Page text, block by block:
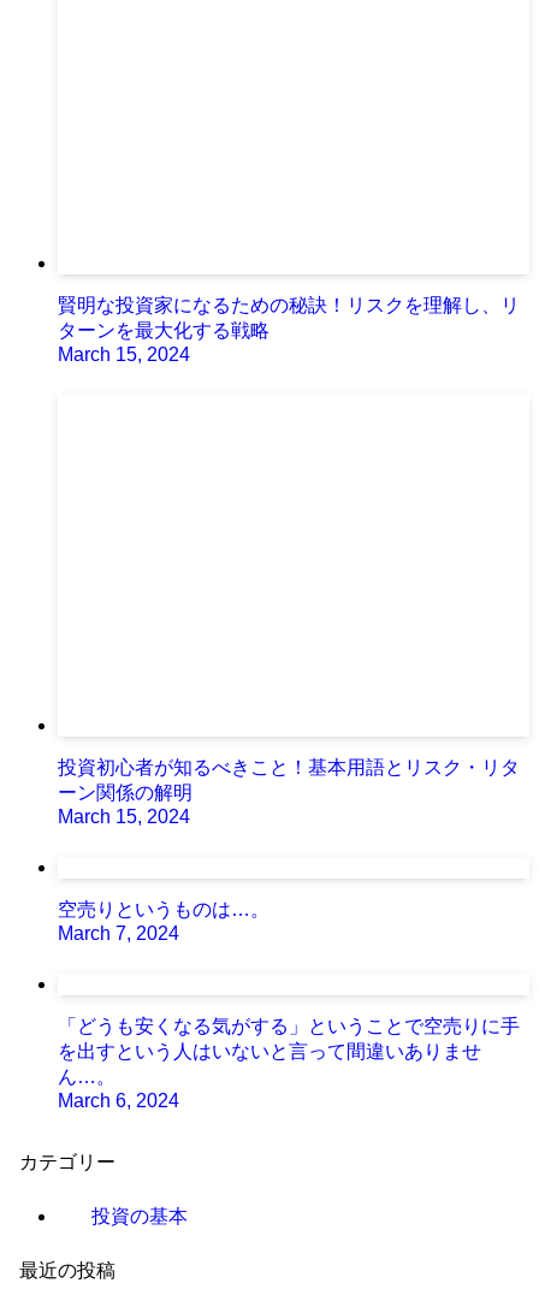
賢明な投資家になるための秘訣！リスクを理解し、リ
ターンを最大化する戦略
March 15, 2024
投資初心者が知るべきこと！基本用語とリスク・リタ
ーン関係の解明
March 15, 2024
空売りというものは…。
March 7, 2024
「どうも安くなる気がする」ということで空売りに手
を出すという人はいないと言って間違いありませ
ん…。
March 6, 2024
カテゴリー
投資の基本
最近の投稿